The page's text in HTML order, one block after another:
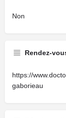
Non
Rendez-
https://
gaborieau